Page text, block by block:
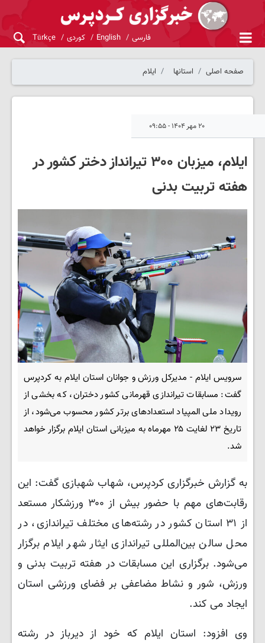
فارسی English کوردی Türkçe
صفحه اصلی استانها ایلام
۲۰ مهر ۱۴۰۴ - ۰۹:۵۵
ایلام، میزبان ۳۰۰ تیرانداز دختر کشور در
هفته تربیت بدنی
سرویس ایلام - مدیرکل ورزش و جوانان استان ایلام به کردپرس
گفت: مسابقات تیراندازی قهرمانی کشور دختران، که بخشی از
رویداد ملی المپیاد استعدادهای برتر کشور محسوب می‌شود، از
تاریخ ۲۳ لغایت ۲۵ مهرماه به میزبانی استان ایلام برگزار خواهد
شد.
به گزارش خبرگزاری کردپرس، شهاب شهبازی گفت: ​این
رقابت‌های مهم با حضور بیش از ۳۰۰ ورزشکار مستعد
از ۳۱ استان کشور در رشته‌های مختلف تیراندازی، در
محل سالن بین‌المللی تیراندازی ایثار شهر ایلام برگزار
می‌شود. برگزاری این مسابقات در هفته تربیت بدنی و
ورزش، شور و نشاط مضاعفی بر فضای ورزشی استان
ایجاد می کند.
وی افزود: ​استان ایلام که خود از دیرباز در رشته